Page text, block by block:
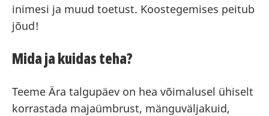
inimesi ja muud toetust. Koostegemises peitub
jõud!
Mida ja kuidas teha?
Teeme Ära talgupäev on hea võimalusel ühiselt
korrastada majaümbrust, mänguväljakuid,